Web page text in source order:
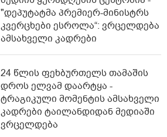
"დეპუტატმა პრემიერ-მინისტრს
კვერცხები ესროლა“: ვრცელდება
ამსახველი კადრები
24 წლის ფეხბურთელს თამაშის
დროს ელვამ დაარტყა -
ტრაგიკული მომენტის ამსახველი
კადრები ტაილანდიდან მედიაში
ვრცელდება